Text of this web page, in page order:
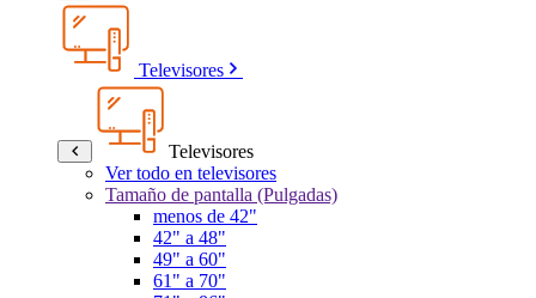
Televisores
Televisores
Ver todo en televisores
Tamaño de pantalla (Pulgadas)
menos de 42"
42" a 48"
49" a 60"
61" a 70"